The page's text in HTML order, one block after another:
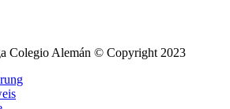
Colegio Alemán © Copyright 2023